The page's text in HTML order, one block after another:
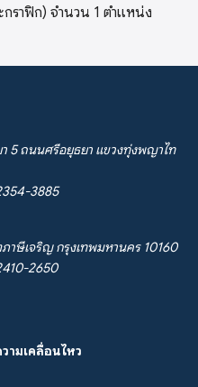
ราฟิก) จำนวน 1 ตำแหน่ง
5 ถนนศรีอยุธยา แขวงทุ่งพญาไท
3885
าษีเจริญ กรุงเทพมหานคร 10160
2650
ามเคลื่อนไหว